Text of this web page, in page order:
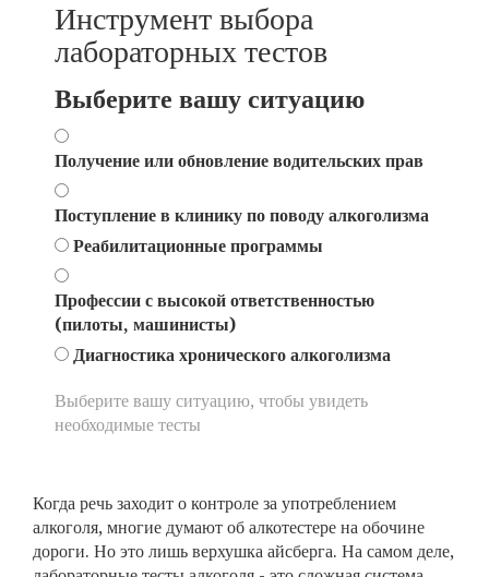
Инструмент выбора
лабораторных тестов
Выберите вашу ситуацию
Получение или обновление водительских прав
Поступление в клинику по поводу алкоголизма
Реабилитационные программы
Профессии с высокой ответственностью
(пилоты, машинисты)
Диагностика хронического алкоголизма
Выберите вашу ситуацию, чтобы увидеть
необходимые тесты
Когда речь заходит о контроле за употреблением
алкоголя, многие думают об алкотестере на обочине
дороги. Но это лишь верхушка айсберга. На самом деле,